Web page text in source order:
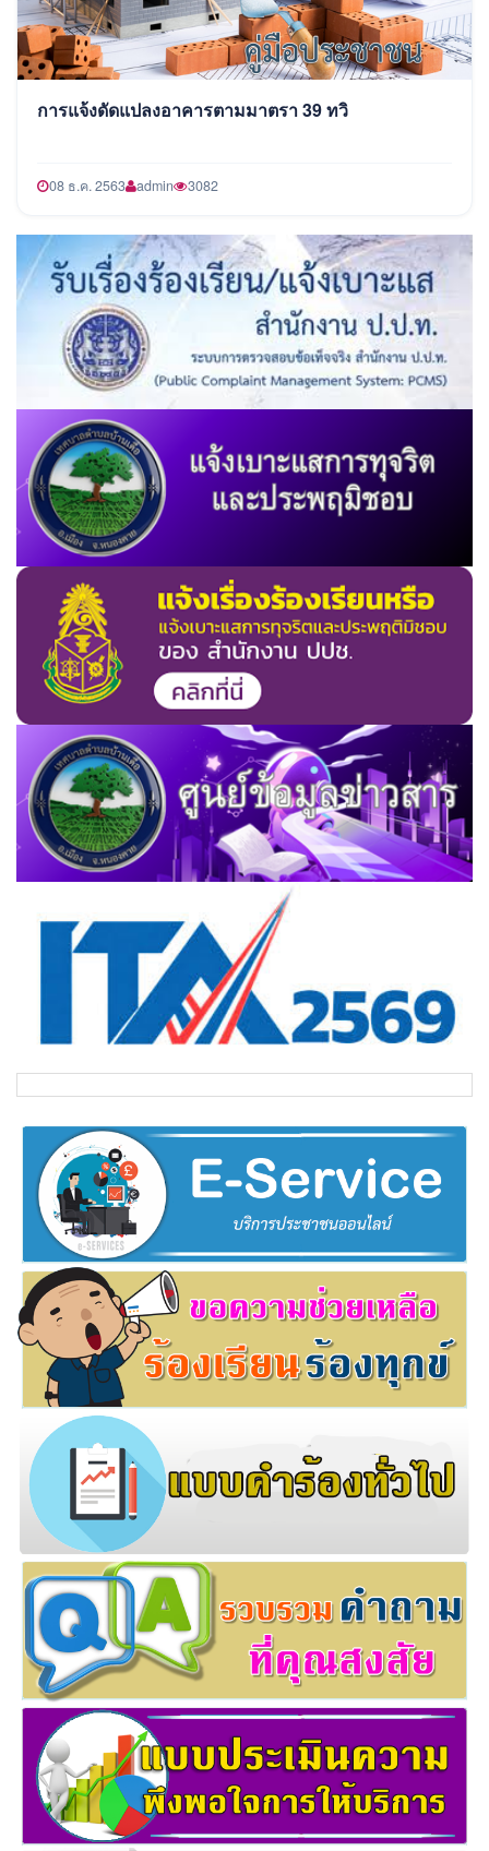
การแจ้งดัดแปลงอาคารตามมาตรา 39 ทวิ
08 ธ.ค. 2563 admin 3082